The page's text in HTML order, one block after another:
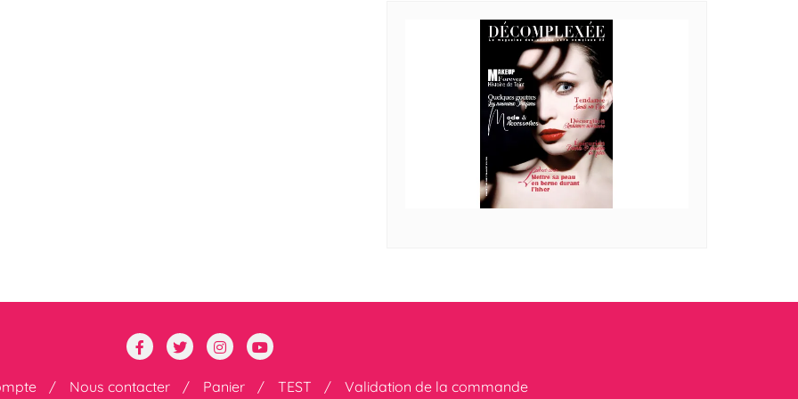
Nous contacter Panier TEST Validation de la commande